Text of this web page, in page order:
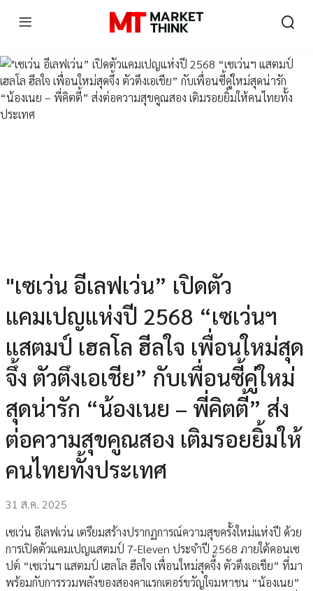
"เซเว่น อีเลฟเว่น” เปิดตัว
แคมเปญแห่งปี 2568 “เซเว่นฯ
แสตมป์ เฮลโล ฮีลใจ เพื่อนใหม่สุด
จึ้ง ตัวตึงเอเชีย” กับเพื่อนซี้คู่ใหม่
สุดน่ารัก “น้องเนย – พี่คิตตี้” ส่ง
ต่อความสุขคูณสอง เติมรอยยิ้มให้
คนไทยทั้งประเทศ
31 ส.ค. 2025
เซเว่น อีเลฟเว่น เตรียมสร้างปรากฏการณ์ความสุขครั้งใหม่แห่งปี ด้วย
การเปิดตัวแคมเปญแสตมป์ 7-Eleven ประจำปี 2568 ภายใต้คอนเซ
ปต์ “เซเว่นฯ แสตมป์ เฮลโล ฮีลใจ เพื่อนใหม่สุดจึ้ง ตัวตึงเอเชีย” ที่มา
พร้อมกับการรวมพลังของสองคาแรกเตอร์ขวัญใจมหาชน “น้องเนย”